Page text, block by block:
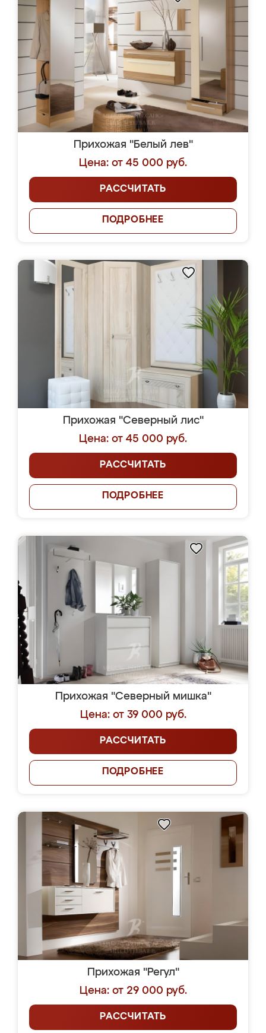
Прихожая "Белый лев"
Цена: от 45 000 руб.
РАССЧИТАТЬ
ПОДРОБНЕЕ
Прихожая "Северный лис"
Цена: от 45 000 руб.
РАССЧИТАТЬ
ПОДРОБНЕЕ
Прихожая "Северный мишка"
Цена: от 39 000 руб.
РАССЧИТАТЬ
ПОДРОБНЕЕ
Прихожая "Регул"
Цена: от 29 000 руб.
РАССЧИТАТЬ